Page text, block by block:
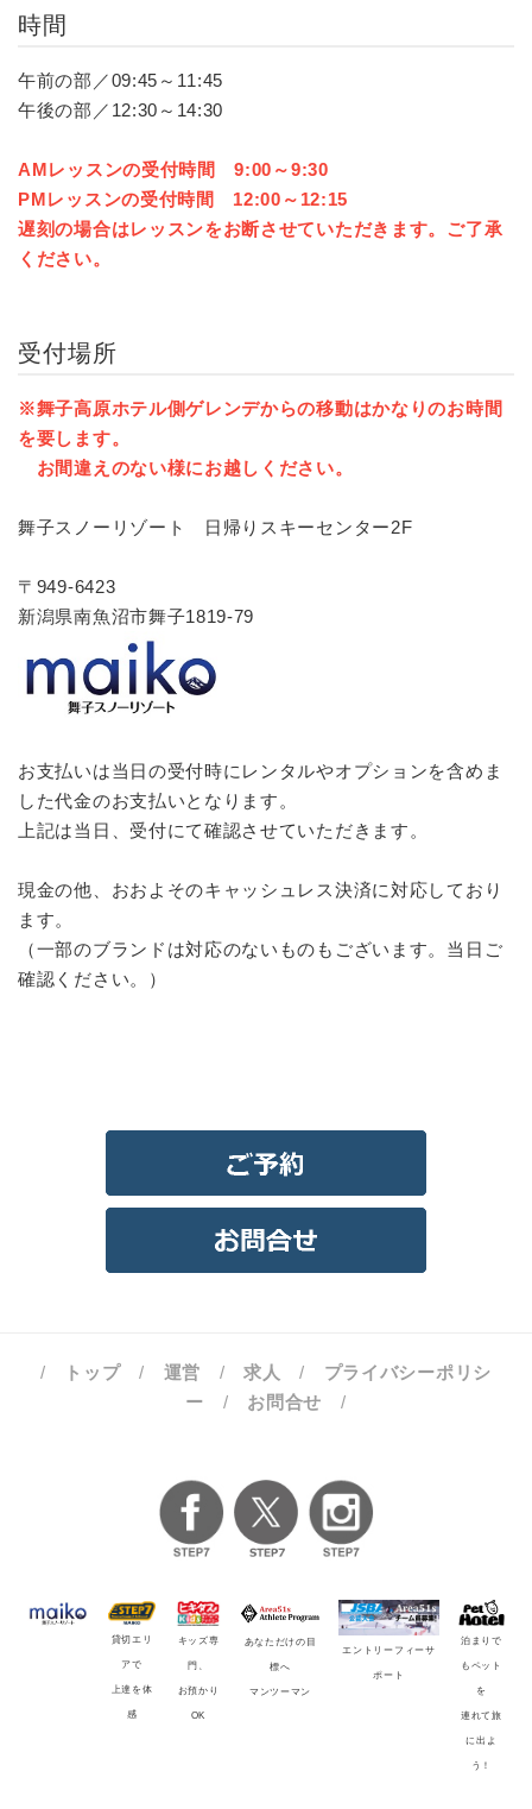
時間
午前の部／09:45～11:45
午後の部／12:30～14:30
AMレッスンの受付時間 9:00～9:30
PMレッスンの受付時間 12:00～12:15
遅刻の場合はレッスンをお断させていただきます。ご了承
ください。
受付場所
※舞子高原ホテル側ゲレンデからの移動はかなりのお時間
を要します。
お間違えのない様にお越しください。
舞子スノーリゾート 日帰りスキーセンター2F
〒949-6423
新潟県南魚沼市舞子1819-79
お支払いは当日の受付時にレンタルやオプションを含めま
した代金のお支払いとなります。
上記は当日、受付にて確認させていただきます。
現金の他、おおよそのキャッシュレス決済に対応しており
ます。
（一部のブランドは対応のないものもございます。当日ご
確認ください。）
/ トップ/ 運営 /求人 / プライバシーポリシ
ー / お問合せ /
貸切エリ
アで
上達を体
感
キッズ専
門、
お預かり
OK
あなただけの目
標へ
マンツーマン
エントリーフィーサ
ポート
泊まりで
もペット
を
連れて旅
に出よ
う！